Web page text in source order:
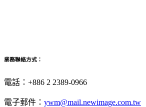
業務聯絡方式：
電話：+886 2 2389-0966
電子郵件： ywm@mail.newimage.com.tw